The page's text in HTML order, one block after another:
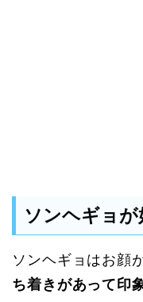
ソンヘギョが
ソンヘギョはお顔
ち着きがあって印